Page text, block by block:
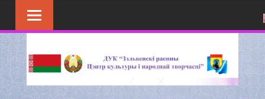
Перейти
содержимому